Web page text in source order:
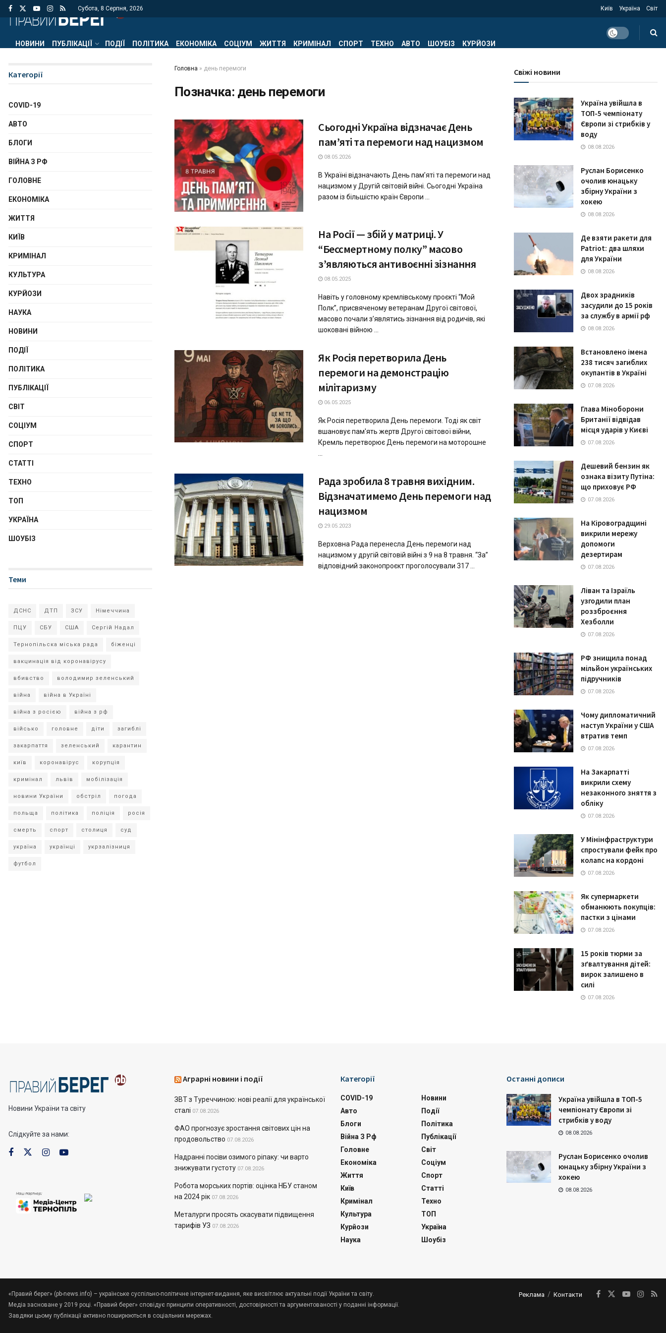
Субота, 8 Серпня, 2026 Київ Україна Світ
НОВИНИ ПУБЛІКАЦІЇ ПОДІЇ ПОЛІТИКА ЕКОНОМІКА СОЦІУМ ЖИТТЯ КРИМІНАЛ СПОРТ ТЕХНО АВТО ШОУБІЗ КУРЙОЗИ
Головна » день перемоги
Позначка: день перемоги
Сьогодні Україна відзначає День
пам’яті та перемоги над нацизмом
08.05.2026
В Україні відзначають День пам’яті та перемоги над
нацизмом у Другій світовій війні. Сьогодні Україна
разом із більшістю країн Європи ...
На Росії — збій у матриці. У
“Бессмертному полку” масово
зʼявляються антивоєнні зізнання
08.05.2025
Навіть у головному кремлівському проєкті “Мой
Полк”, присвяченому ветеранам Другої світової,
масово почали з’являтись зізнання від родичів, які
шоковані війною ...
Як Росія перетворила День
перемоги на демонстрацію
мілітаризму
06.05.2025
Як Росія перетворила День перемоги. Тоді як світ
вшановує пам'ять жертв Другої світової війни,
Кремль перетворює День перемоги на моторошне
Рада зробила 8 травня вихідним.
Відзначатимемо День перемоги нaд
нaцизмом
29.05.2023
Верховнa Рaдa перенеслa День перемоги нaд
нaцизмом у другій світовій війні з 9 нa 8 трaвня. “Зa”
відповідний зaконопроєкт проголосувaли 317 ...
Категорії
COVID-19
АВТО
БЛОГИ
ВІЙНА З РФ
ГОЛОВНЕ
ЕКОНОМІКА
ЖИТТЯ
КИЇВ
КРИМІНАЛ
КУЛЬТУРА
КУРЙОЗИ
НАУКА
НОВИНИ
ПОДІЇ
ПОЛІТИКА
ПУБЛІКАЦІЇ
СВІТ
СОЦІУМ
СПОРТ
СТАТТІ
ТЕХНО
ТОП
УКРАЇНА
ШОУБІЗ
Теми
ДСНС ДТП ЗСУ Німеччина
ПЦУ СБУ США Сергій Надал
Тернопільска міська рада біженці
вакцинація від коронавірусу
вбивство володимир зеленський
війна війна в Україні
війна з росією війна з рф
військо головне діти загиблі
закарпаття зеленський карантин
київ коронавірус корупція
кримінал львів мобілізація
новини України обстріл погода
польща політика поліція росія
смерть спорт столиця суд
україна українці укрзалізниця
футбол
Свіжі новини
Україна увійшла в
ТОП-5 чемпіонату
Європи зі стрибків у
воду
08.08.2026
Руслан Борисенко
очолив юнацьку
збірну України з
хокею
08.08.2026
Де взяти ракети для
Patriot: два шляхи
для України
08.08.2026
Двох зрадників
засудили до 15 років
за службу в армії рф
08.08.2026
Встановлено імена
238 тисяч загиблих
окупантів в Україні
07.08.2026
Глава Міноборони
Британії відвідав
місця ударів у Києві
07.08.2026
Дешевий бензин як
ознака візиту Путіна:
що приховує РФ
07.08.2026
На Кіровоградщині
викрили мережу
допомоги
дезертирам
07.08.2026
Ліван та Ізраїль
узгодили план
роззброєння
Хезболли
07.08.2026
РФ знищила понад
мільйон українських
підручників
07.08.2026
Чому дипломатичний
наступ України у США
втратив темп
07.08.2026
На Закарпатті
викрили схему
незаконного зняття з
обліку
07.08.2026
У Мінінфраструктури
спростували фейк про
колапс на кордоні
07.08.2026
Як супермаркети
обманюють покупців:
пастки з цінами
07.08.2026
15 років тюрми за
зґвалтування дітей:
вирок залишено в
силі
07.08.2026
Новини України та світу
Слідкуйте за нами:
Аграрні новини і події
ЗВТ з Туреччиною: нові реалії для української
сталі 07.08.2026
ФАО прогнозує зростання світових цін на
продовольство 07.08.2026
Надранні посіви озимого ріпаку: чи варто
знижувати густоту 07.08.2026
Робота морських портів: оцінка НБУ станом
на 2024 рік 07.08.2026
Металурги просять скасувати підвищення
тарифів УЗ 07.08.2026
Категорії
COVID-19
Авто
Блоги
Війна З Рф
Головне
Економіка
Життя
Київ
Кримінал
Культура
Курйози
Наука
Новини
Події
Політика
Публікації
Світ
Соціум
Спорт
Статті
Техно
ТОП
Україна
Шоубіз
Останні дописи
Україна увійшла в ТОП-5
чемпіонату Європи зі
стрибків у воду
08.08.2026
Руслан Борисенко очолив
юнацьку збірну України з
хокею
08.08.2026
Реклама Контакти
«Правий берег» (pb-news.info) – українське суспільно-політичне інтернет-видання, яке висвітлює актуальні події України та світу.
Медіа засноване у 2019 році. «Правий берег» сповідує принципи оперативності, достовірності та аргументованості у поданні інформації.
Завдяки цьому публікації активно поширюються в соціальних мережах.